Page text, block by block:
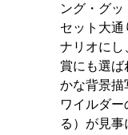
ング・グ
セット大通
ナリオにし
賞にも選ば
かな背景描
ワイルダ
る）が見